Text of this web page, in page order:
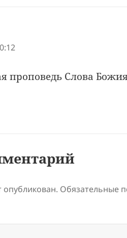
проповедь Слова
опубликован. Обязательные